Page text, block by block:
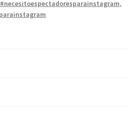
#necesitoespectadoresparainstagram,